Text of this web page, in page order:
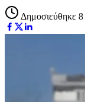
Δημοσιεύθηκε